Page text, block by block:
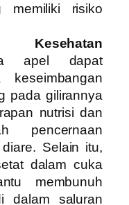
memiliki risiko
Kesehatan
apel dapat
keseimbangan
pada gilirannya
nutrisi dan
pencernaan
Selain itu,
dalam cuka
membunuh
dalam saluran